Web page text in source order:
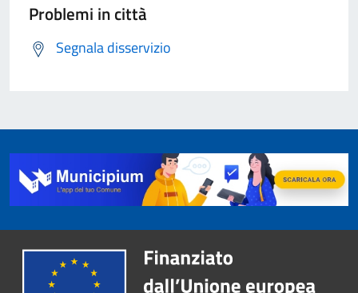
Problemi in città
Segnala disservizio